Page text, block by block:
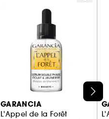
GARANCIA
L'Appel de la Forêt